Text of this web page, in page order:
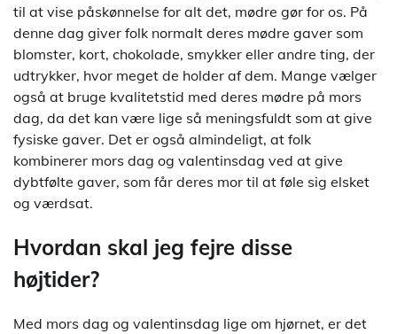
til at vise påskønnelse for alt det, mødre gør for os. På
denne dag giver folk normalt deres mødre gaver som
blomster, kort, chokolade, smykker eller andre ting, der
udtrykker, hvor meget de holder af dem. Mange vælger
også at bruge kvalitetstid med deres mødre på mors
dag, da det kan være lige så meningsfuldt som at give
fysiske gaver. Det er også almindeligt, at folk
kombinerer mors dag og valentinsdag ved at give
dybtfølte gaver, som får deres mor til at føle sig elsket
og værdsat.
Hvordan skal jeg fejre disse
højtider?
Med mors dag og valentinsdag lige om hjørnet, er det